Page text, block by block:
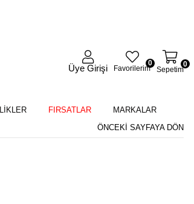
Üye Girişi Favorilerim
0
Sepetim
0
FIRSATLAR
MARKALAR
ÖNCEKI SAYFAYA DÖN